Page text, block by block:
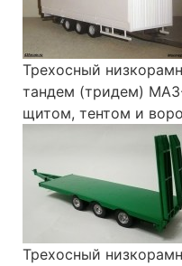
Трехосный
тандем (тридем)
щитом, тентом и
Трехосный